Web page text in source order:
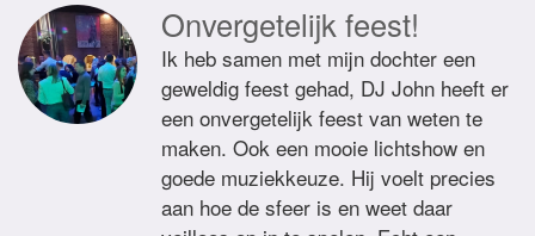
Onvergetelijk feest!
Ik heb samen met mijn dochter een
geweldig feest gehad, DJ John heeft er
een onvergetelijk feest van weten te
maken. Ook een mooie lichtshow en
goede muziekkeuze. Hij voelt precies
aan hoe de sfeer is en weet daar